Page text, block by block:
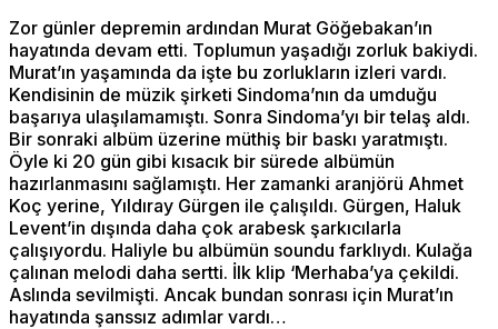
Zor günler depremin ardından Murat Göğebakan’ın
hayatında devam etti. Toplumun yaşadığı zorluk bakiydi.
Murat’ın yaşamında da işte bu zorlukların izleri vardı.
Kendisinin de müzik şirketi Sindoma’nın da umduğu
başarıya ulaşılamamıştı. Sonra Sindoma’yı bir telaş aldı.
Bir sonraki albüm üzerine müthiş bir baskı yaratmıştı.
Öyle ki 20 gün gibi kısacık bir sürede albümün
hazırlanmasını sağlamıştı. Her zamanki aranjörü Ahmet
Koç yerine, Yıldıray Gürgen ile çalışıldı. Gürgen, Haluk
Levent’in dışında daha çok arabesk şarkıcılarla
çalışıyordu. Haliyle bu albümün soundu farklıydı. Kulağa
çalınan melodi daha sertti. İlk klip ‘Merhaba’ya çekildi.
Aslında sevilmişti. Ancak bundan sonrası için Murat’ın
hayatında şanssız adımlar vardı…